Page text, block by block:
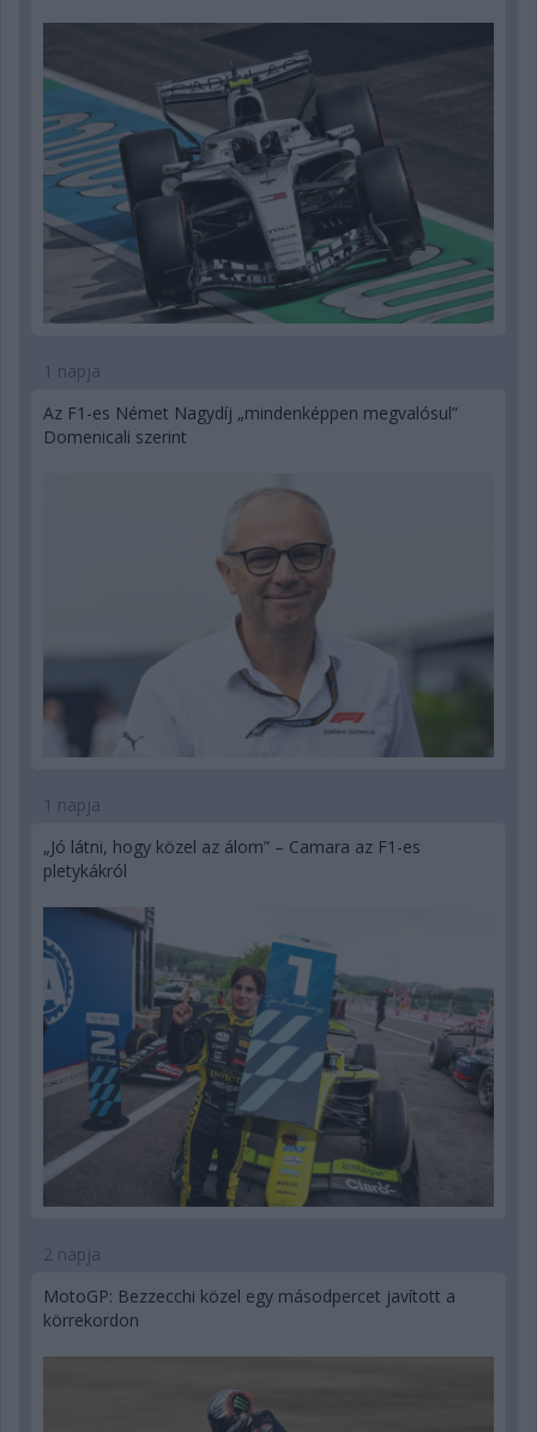
1 napja
Az F1-es Német Nagydíj „mindenképpen megvalósul”
Domenicali szerint
1 napja
„Jó látni, hogy közel az álom” – Camara az F1-es
pletykákról
2 napja
MotoGP: Bezzecchi közel egy másodpercet javított a
körrekordon